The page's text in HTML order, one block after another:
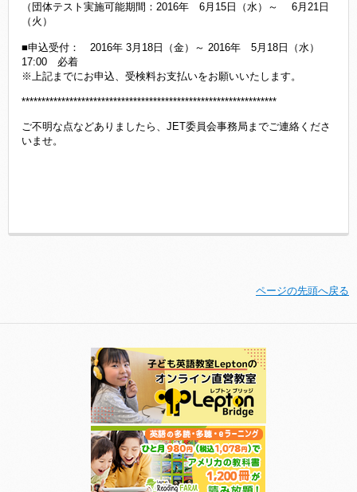
（団体テスト実施可能期間：2016年 6月15日（水）～ 6月21日
（火）
■申込受付： 2016年 3月18日（金）～ 2016年 5月18日（水）
17:00 必着
※上記までにお申込、受検料お支払いをお願いいたします。
****************************************************************
ご不明な点などありましたら、JET委員会事務局までご連絡くださ
いませ。
ページの先頭へ戻る